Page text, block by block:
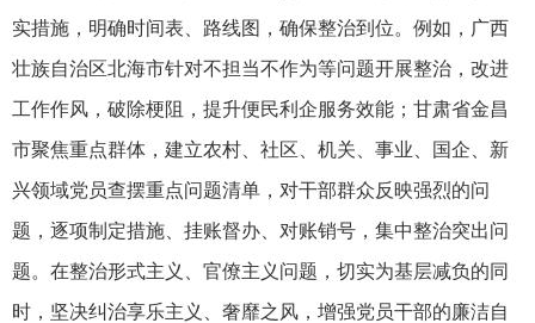
实措施，明确时间表、路线图，确保整治到位。例如，广西
壮族自治区北海市针对不担当不作为等问题开展整治，改进
工作作风，破除梗阻，提升便民利企服务效能；甘肃省金昌
市聚焦重点群体，建立农村、社区、机关、事业、国企、新
兴领域党员查摆重点问题清单，对干部群众反映强烈的问
题，逐项制定措施、挂账督办、对账销号，集中整治突出问
题。在整治形式主义、官僚主义问题，切实为基层减负的同
时，坚决纠治享乐主义、奢靡之风，增强党员干部的廉洁自